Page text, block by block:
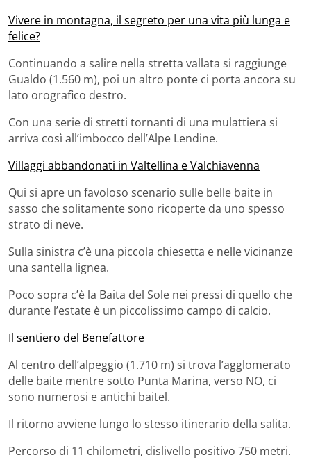
Vivere in montagna, il segreto per una vita più lunga e
felice?
Continuando a salire nella stretta vallata si raggiunge
Gualdo (1.560 m), poi un altro ponte ci porta ancora su
lato orografico destro.
Con una serie di stretti tornanti di una mulattiera si
arriva così all’imbocco dell’Alpe Lendine.
Villaggi abbandonati in Valtellina e Valchiavenna
Qui si apre un favoloso scenario sulle belle baite in
sasso che solitamente sono ricoperte da uno spesso
strato di neve.
Sulla sinistra c’è una piccola chiesetta e nelle vicinanze
una santella lignea.
Poco sopra c’è la Baita del Sole nei pressi di quello che
durante l’estate è un piccolissimo campo di calcio.
Il sentiero del Benefattore
Al centro dell’alpeggio (1.710 m) si trova l’agglomerato
delle baite mentre sotto Punta Marina, verso NO, ci
sono numerosi e antichi baitel.
Il ritorno avviene lungo lo stesso itinerario della salita.
Percorso di 11 chilometri, dislivello positivo 750 metri.